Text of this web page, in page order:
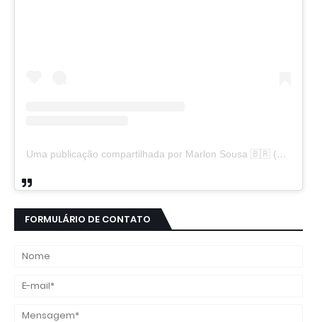
Uma publicação compartilhada por Marlon Sousa 🇧🇷 (@marlon_xlt50)
FORMULÁRIO DE CONTATO